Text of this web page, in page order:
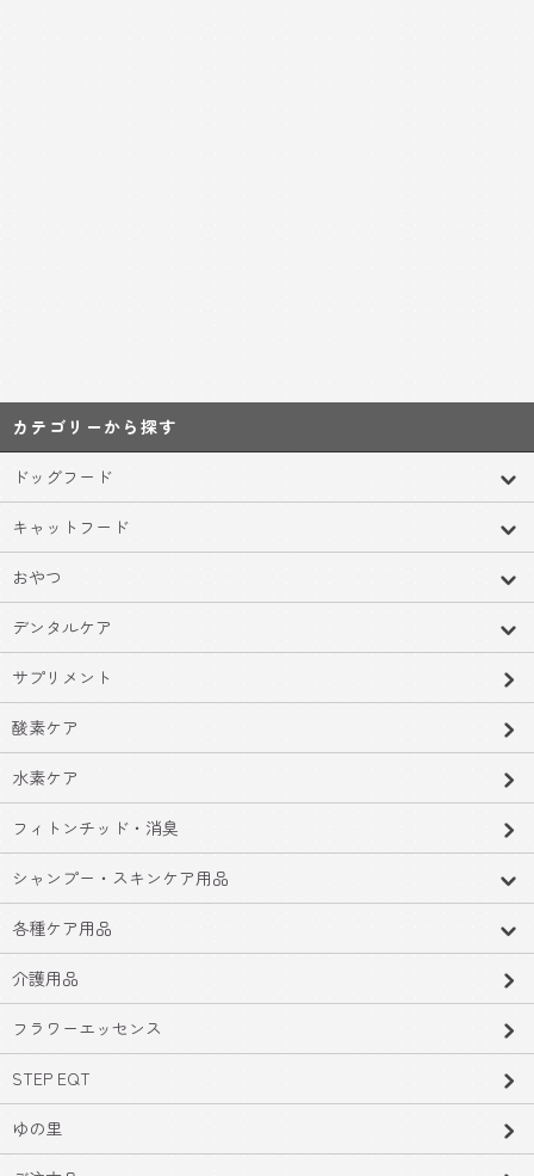
カテゴリーから探す
ドッグフード
キャットフード
おやつ
デンタルケア
サプリメント
酸素ケア
水素ケア
フィトンチッド・消臭
シャンプー・スキンケア用品
各種ケア用品
介護用品
フラワーエッセンス
STEP EQT
ゆの里